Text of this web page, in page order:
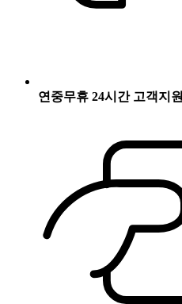
연중무휴 24시간 고객지원